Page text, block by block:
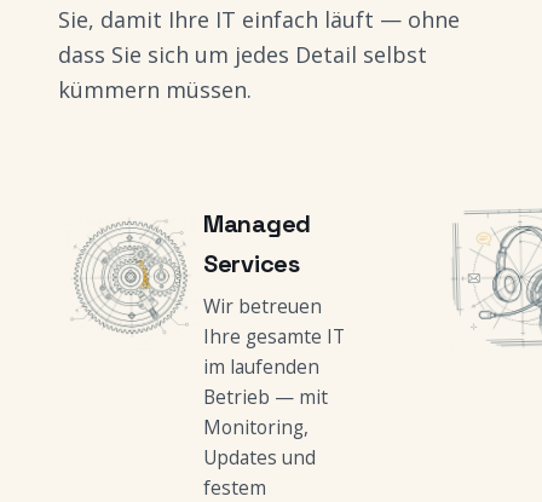
Sie, damit Ihre IT einfach läuft — ohne
dass Sie sich um jedes Detail selbst
kümmern müssen.
Managed
Services
Wir betreuen
Ihre gesamte IT
im laufenden
Betrieb — mit
Monitoring,
Updates und
festem